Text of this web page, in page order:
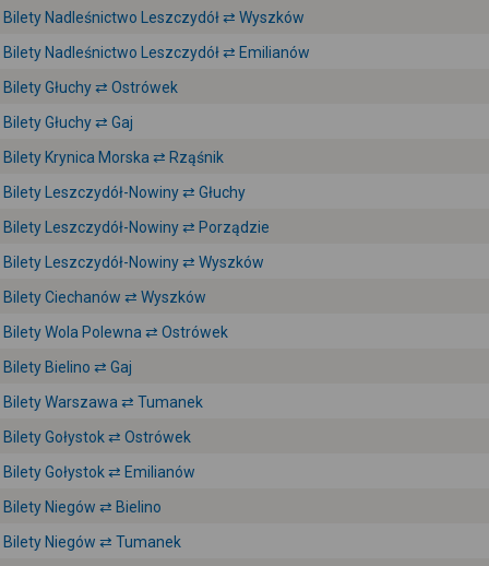
Bilety Nadleśnictwo Leszczydół ⇄ Wyszków
Bilety Nadleśnictwo Leszczydół ⇄ Emilianów
Bilety Głuchy ⇄ Ostrówek
Bilety Głuchy ⇄ Gaj
Bilety Krynica Morska ⇄ Rząśnik
Bilety Leszczydół-Nowiny ⇄ Głuchy
Bilety Leszczydół-Nowiny ⇄ Porządzie
Bilety Leszczydół-Nowiny ⇄ Wyszków
Bilety Ciechanów ⇄ Wyszków
Bilety Wola Polewna ⇄ Ostrówek
Bilety Bielino ⇄ Gaj
Bilety Warszawa ⇄ Tumanek
Bilety Gołystok ⇄ Ostrówek
Bilety Gołystok ⇄ Emilianów
Bilety Niegów ⇄ Bielino
Bilety Niegów ⇄ Tumanek